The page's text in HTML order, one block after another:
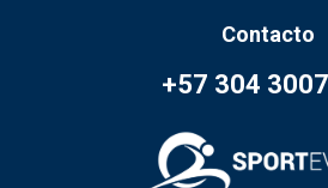
Contacto
+57 304